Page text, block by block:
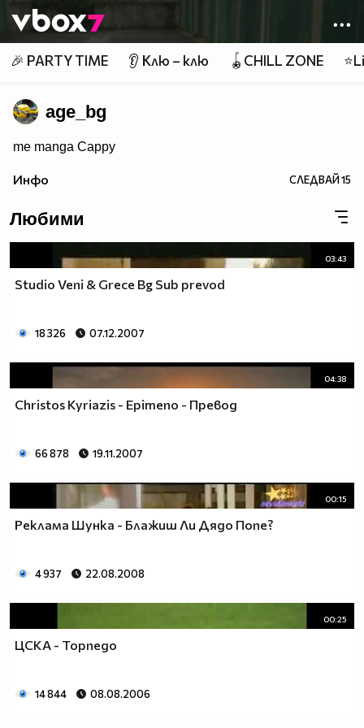
👾
🎉 PARTY TIME 👂 Клю – клю 🪀CHILL ZONE
age_bg
me manga Cappy
Инфо СЛЕДВАЙ15
Любими
03:43
Studio Veni & Grece Bg Sub prevod
18 326 07.12.2007
04:38
Christos Kyriazis - Epimeno - Превод
66 878 19.11.2007
00:15
Реклама Шунка - Блажиш Ли Дядо Попе?
4 937 22.08.2008
00:25
ЦСКА - Торпедо
14 844 08.08.2006